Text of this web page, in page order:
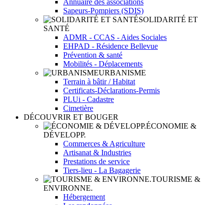
Sapeurs-Pompiers (SDIS)
SOLIDARITÉ ET
SANTÉ
ADMR - CCAS - Aides Sociales
EHPAD - Résidence Bellevue
Prévention & santé
Mobilités - Déplacements
URBANISME
Terrain à bâtir / Habitat
Certificats-Déclarations-Permis
PLUi - Cadastre
Cimetière
DÉCOUVRIR ET BOUGER
ÉCONOMIE &
DÉVELOPP.
Commerces & Agriculture
Artisanat & Industries
Prestations de service
Tiers-lieu - La Bagagerie
TOURISME &
ENVIRONNE.
Hébergement